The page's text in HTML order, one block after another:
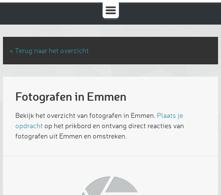
« Terug naar het overzicht
Fotografen in Emmen
Bekijk het overzicht van fotografen in Emmen. Plaats je
opdracht op het prikbord en ontvang direct reacties van
fotografen uit Emmen en omstreken.